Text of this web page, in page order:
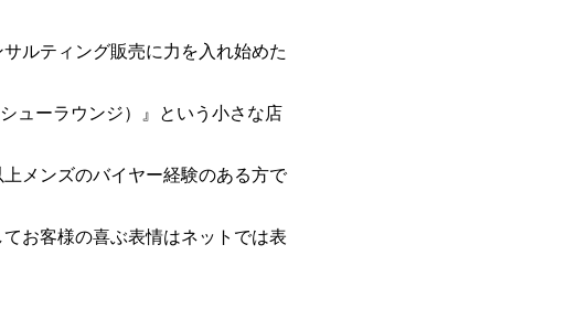
ルティング販売に力を入れ始めた
ューラウンジ）』という小さな店
メンズのバイヤー経験のある方で
お客様の喜ぶ表情はネットでは表